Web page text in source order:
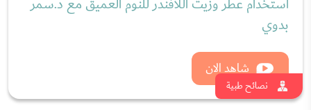
نصائح طبية
بدوي
شاهد الان